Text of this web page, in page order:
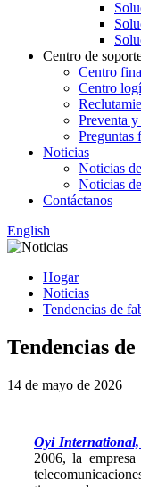
Centro de
Centro
Centro
Preventa y
Preguntas
Noticias
Noticias
Noticias
Contáctanos
English
Hogar
Noticias
Tendencias de
Tendencias
14 de mayo de 2026
Oyi
2006, la